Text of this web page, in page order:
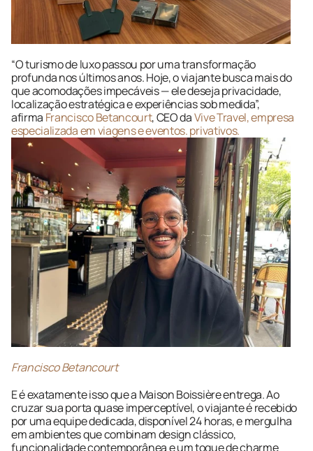
“O turismo de luxo passou por uma transformação
profunda nos últimos anos. Hoje, o viajante busca mais do
que acomodações impecáveis — ele deseja privacidade,
localização estratégica e experiências sob medida”,
afirma Francisco Betancourt, CEO da Vive Travel, empresa
especializada em viagens e eventos. privativos.
Francisco Betancourt
E é exatamente isso que a Maison Boissière entrega. Ao
cruzar sua porta quase imperceptível, o viajante é recebido
por uma equipe dedicada, disponível 24 horas, e mergulha
em ambientes que combinam design clássico,
funcionalidade contemporânea e um toque de charme